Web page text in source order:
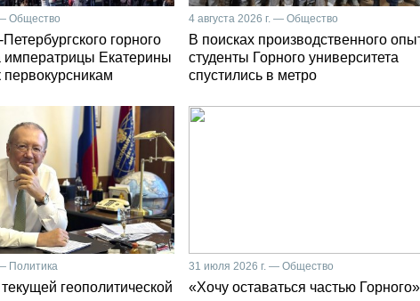
— Общество
горного
императрицы Екатерины
первокурсникам
4 августа 2026 г. — Общество
В поисках производственного
студенты Горного университета
спустились в метро
Политика
геополитической
31 июля 2026 г. — Общество
«Хочу оставаться частью